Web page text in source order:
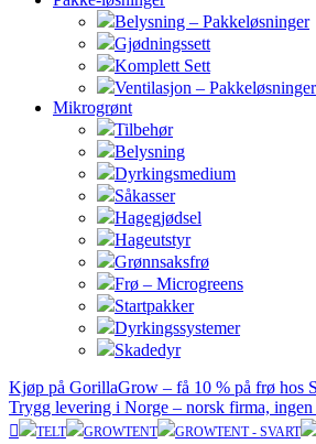
Belysning – Pakkeløsninger
Gjødningssett
Komplett Sett
Ventilasjon – Pakkeløsninger
Mikrogrønt
Tilbehør
Belysning
Dyrkingsmedium
Såkasser
Hagegjødsel
Hageutstyr
Grønnsaksfrø
Frø – Microgreens
Startpakker
Dyrkingssystemer
Skadedyr
Kjøp på GorillaGrow – få 10 % på frø hos
Trygg levering i Norge – norsk firma,
TELT GROWTENT GROWTENT - SVART